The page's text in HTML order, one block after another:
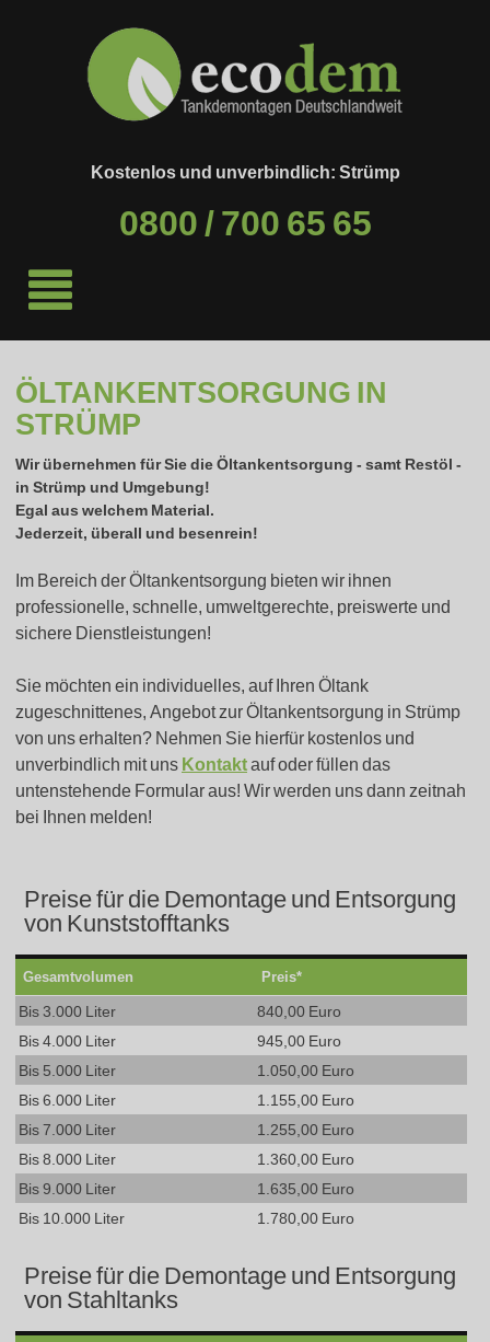
Kostenlos und unverbindlich: Strümp
0800 / 700 65 65
ÖLTANKENTSORGUNG IN
STRÜMP
Wir übernehmen für Sie die Öltankentsorgung - samt Restöl -
in Strümp und Umgebung!
Egal aus welchem Material.
Jederzeit, überall und besenrein!
Im Bereich der Öltankentsorgung bieten wir ihnen
professionelle, schnelle, umweltgerechte, preiswerte und
sichere Dienstleistungen!
Sie möchten ein individuelles, auf Ihren Öltank
zugeschnittenes, Angebot zur Öltankentsorgung in Strümp
von uns erhalten? Nehmen Sie hierfür kostenlos und
unverbindlich mit uns Kontaktauf oder füllen das
untenstehende Formular aus! Wir werden uns dann zeitnah
bei Ihnen melden!
Preise für die Demontage und Entsorgung
von Kunststofftanks
Gesamtvolumen Preis*
Bis 3.000 Liter
840,00 Euro
Bis 4.000 Liter
945,00 Euro
Bis 5.000 Liter
1.050,00 Euro
Bis 6.000 Liter
1.155,00 Euro
Bis 7.000 Liter
1.255,00 Euro
Bis 8.000 Liter
1.360,00 Euro
Bis 9.000 Liter
1.635,00 Euro
Bis 10.000 Liter
1.780,00 Euro
Preise für die Demontage und Entsorgung
von Stahltanks